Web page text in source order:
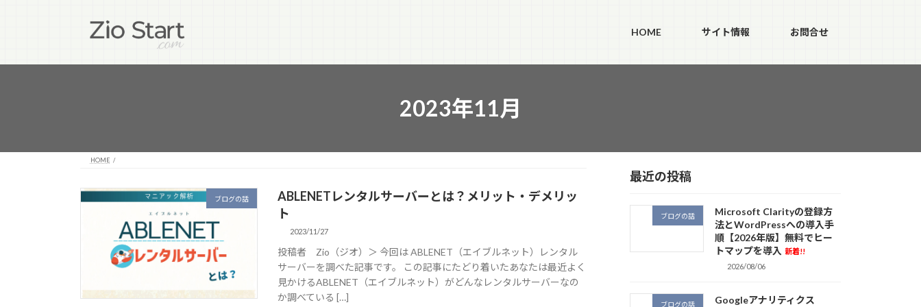
プ
動
HOME サイト情報 お問合せ
2023年11月
HOME
ブログの話
ABLENETレンタルサーバーとは？メリット・デメリッ
ト
2023/11/27
投稿者 Zio（ジオ）＞ 今回は ABLENET（エイブルネット）レンタル
サーバーを調べた記事です。 この記事にたどり着いたあなたは最近よく
見かけるABLENET（エイブルネット）がどんなレンタルサーバーなの
か調べている […]
最近の投稿
ブログの話
Microsoft Clarityの登録方
法とWordPressへの導入手
順【2026年版】無料でヒー
トマップを導入 新着!!
2026/08/06
ブログの話
Googleアナリティクス